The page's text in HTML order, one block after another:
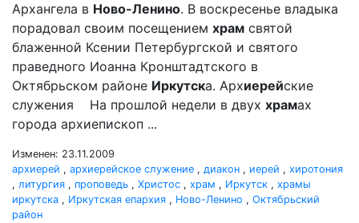
Архангела в Ново-Ленино. В воскресенье владыка
порадовал своим посещением храм святой
блаженной Ксении Петербургской и святого
праведного Иоанна Кронштадтского в
Октябрьском районе Иркутска. Архиерейские
служения На прошлой недели в двух храмах
города архиепископ ...
Изменен: 23.11.2009
архиерей , архиерейское служение , диакон , иерей , хиротония
, литургия , проповедь , Христос , храм , Иркутск , храмы
иркутска , Иркутская епархия , Ново-Ленино , Октябрьский
район